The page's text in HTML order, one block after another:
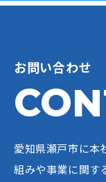
お問い合わせ
愛知県瀬戸市に本
組みや事業に関す